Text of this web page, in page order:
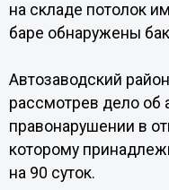
на складе потолок
баре обнаружены
Автозаводский
рассмотрев дело об
правонарушении в
которому
на 90 суток.